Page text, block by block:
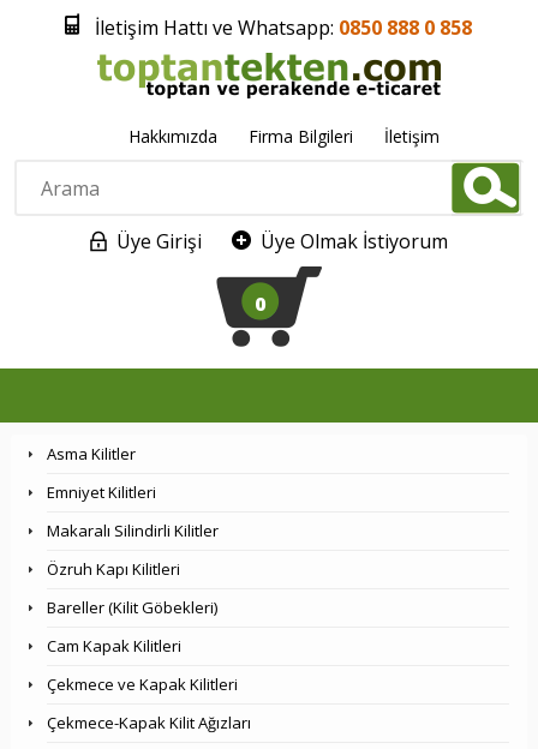
İletişim Hattı ve Whatsapp: 0850 888 0 858
Hakkımızda Firma Bilgileri İletişim
Üye Girişi Üye Olmak İstiyorum
0
Asma Kilitler
Emniyet Kilitleri
Makaralı Silindirli Kilitler
Özruh Kapı Kilitleri
Bareller (Kilit Göbekleri)
Cam Kapak Kilitleri
Çekmece ve Kapak Kilitleri
Çekmece-Kapak Kilit Ağızları